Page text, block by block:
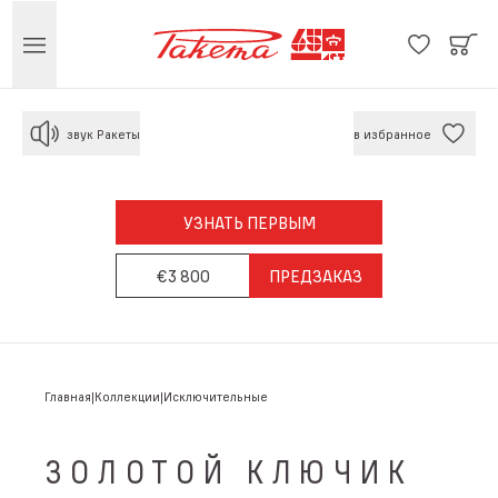
звук Ракеты в избранное
УЗНАТЬ ПЕРВЫМ
€3 800 ПРЕДЗАКАЗ
Главная Коллекции Исключительные
ЗОЛОТОЙ КЛЮЧИК